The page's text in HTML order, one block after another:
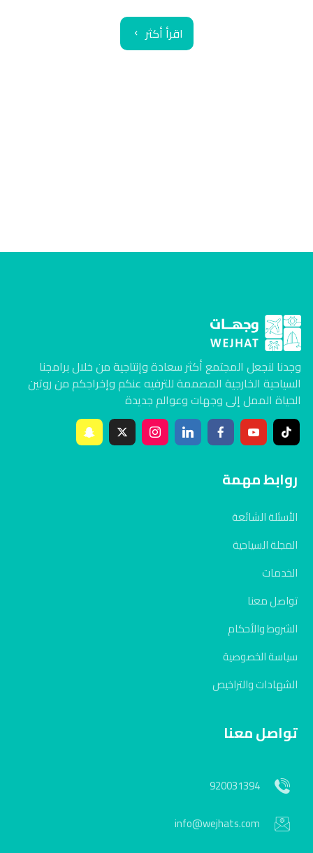
اقرأ أكثر
وجدنا لنجعل المجتمع أكثر سعادة وإنتاجية من خلال برامجنا
السياحية الخارجية المصممة للترفيه عنكم وإخراجكم من روتين
الحياة الممل إلى وجهات وعوالم جديدة
روابط مهمة
الأسئلة الشائعة
المجلة السياحية
الخدمات
تواصل معنا
الشروط والأحكام
سياسة الخصوصية
الشهادات والتراخيص
تواصل معنا
920031394
info@wejhats.com